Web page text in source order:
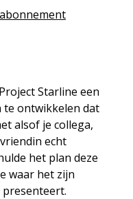
Starline een
te ontwikkelen dat
alsof je collega,
echt
het plan deze
waar het zijn